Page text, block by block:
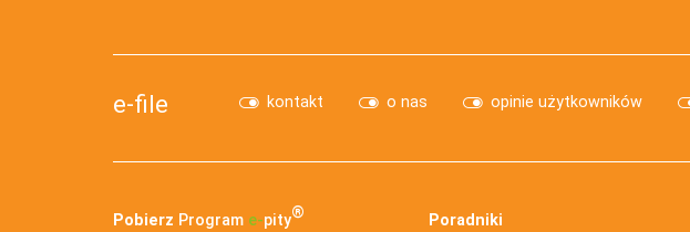
e-file kontakt o nas opinie użytkowników
Pobierz Program e‑pity® Poradniki